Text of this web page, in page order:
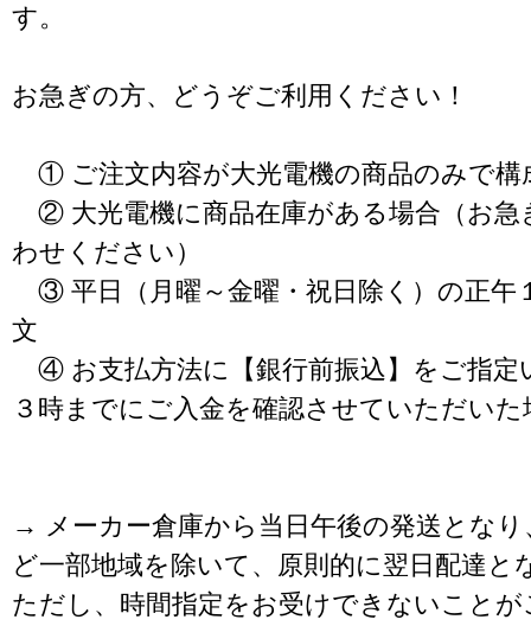
す。
お急ぎの方、どうぞご利用ください！
① ご注文内容が大光電機の商品のみで構
② 大光電機に商品在庫がある場合（お急
わせください）
③ 平日（月曜～金曜・祝日除く）の正午
文
④ お支払方法に【銀行前振込】をご指定
３時までにご入金を確認させていただいた
→ メーカー倉庫から当日午後の発送となり
ど一部地域を除いて、原則的に翌日配達と
ただし、時間指定をお受けできないこと